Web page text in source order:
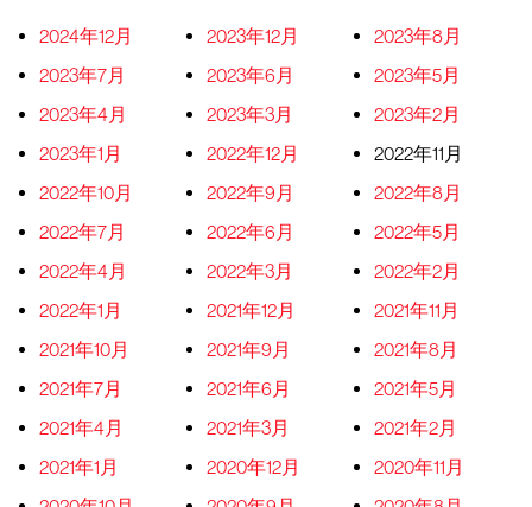
2024年12月 2023年12月
2023年8月
2023年7月
2023年6月
2023年5月
2023年4月
2023年3月
2023年2月
2023年1月
2022年12月
2022年11月
2022年10月
2022年9月
2022年8月
2022年7月
2022年6月
2022年5月
2022年4月
2022年3月
2022年2月
2022年1月
2021年12月
2021年11月
2021年10月
2021年9月
2021年8月
2021年7月
2021年6月
2021年5月
2021年4月
2021年3月
2021年2月
2021年1月
2020年12月
2020年11月